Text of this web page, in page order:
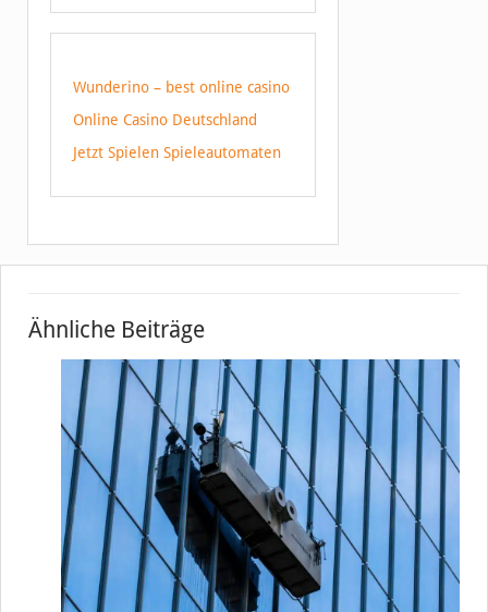
Wunderino – best online casino
Online Casino Deutschland
Jetzt Spielen Spieleautomaten
Ähnliche Beiträge